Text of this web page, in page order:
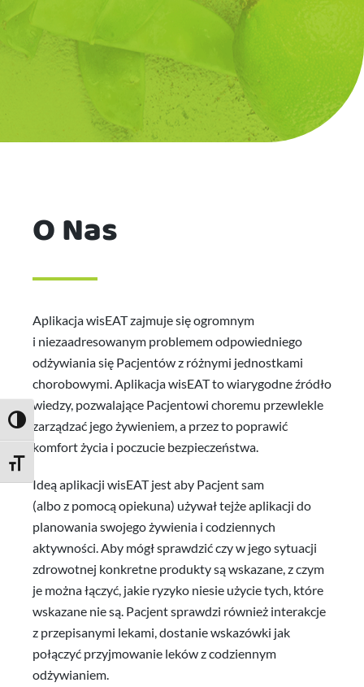
PRZEŁĄCZ WYSOKI KONTRAST
ZMIEŃ ROZMIAR CZCIONEK
O Nas
Aplikacja wisEAT zajmuje się ogromnym
i niezaadresowanym problemem odpowiedniego
odżywiania się Pacjentów z różnymi jednostkami
chorobowymi. Aplikacja wisEAT to wiarygodne źródło
wiedzy, pozwalające Pacjentowi choremu przewlekle
zarządzać jego żywieniem, a przez to poprawić
komfort życia i poczucie bezpieczeństwa.
Ideą aplikacji wisEAT jest aby Pacjent sam
(albo z pomocą opiekuna) używał tejże aplikacji do
planowania swojego żywienia i codziennych
aktywności. Aby mógł sprawdzić czy w jego sytuacji
zdrowotnej konkretne produkty są wskazane, z czym
je można łączyć, jakie ryzyko niesie użycie tych, które
wskazane nie są. Pacjent sprawdzi również interakcje
z przepisanymi lekami, dostanie wskazówki jak
połączyć przyjmowanie leków z codziennym
odżywianiem.